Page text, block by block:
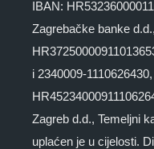
IBAN:
Zagrebačke banke
i 2340009-
Zagreb d.d., Temeljni
uplaćen je u cijelosti.